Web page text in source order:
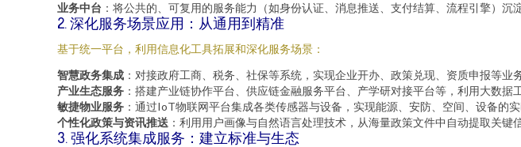
业务中台 ：将公共的、可复用的服务能力（如身份认证、消息推送、支付结算、流程引擎）沉
2. 深化服务场景应用：从通用到精准
基于统一平台，利用信息化工具拓展和深化服务场景：
智慧政务集成 ：对接政府工商、税务、社保等系统，实现企业开办、政策兑现、资质申报等业
产业生态服务 ：搭建产业链协作平台、供应链金融服务平台、产学研对接平台等，利用大数据
敏捷物业服务 ：通过IoT物联网平台集成各类传感器与设备，实现能源、安防、空间、设备的
个性化政策与资讯推送 ：利用用户画像与自然语言处理技术，从海量政策文件中自动提取关键
3. 强化系统集成服务：建立标准与生态